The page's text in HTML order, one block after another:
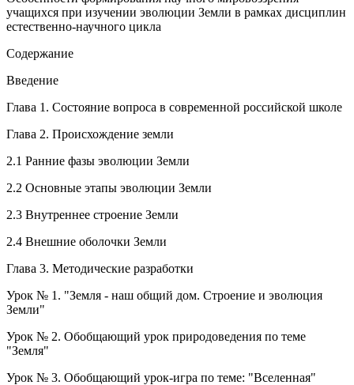
учащихся при изучении эволюции Земли в рамках дисциплин
естественно-научного цикла
Содержание
Введение
Глава 1. Состояние вопроса в современной российской школе
Глава 2. Происхождение земли
2.1 Ранние фазы эволюции Земли
2.2 Основные этапы эволюции Земли
2.3 Внутреннее строение Земли
2.4 Внешние оболочки Земли
Глава 3. Методические разработки
Урок № 1. "Земля - наш общий дом. Строение и эволюция
Земли"
Урок № 2. Обобщающий урок природоведения по теме
"Земля"
Урок № 3. Обобщающий урок-игра по теме: "Вселенная"